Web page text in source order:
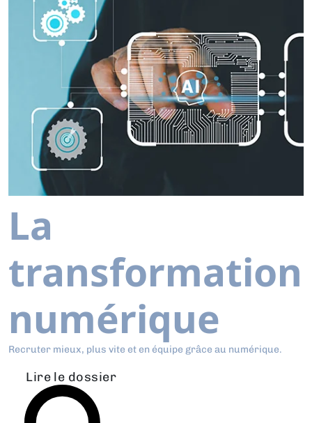
La
transformation
numérique
Recruter mieux, plus vite et en équipe grâce au numérique.
Lire le dossier